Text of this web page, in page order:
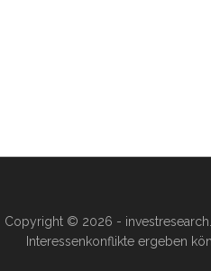
Copyright © 2026 -
Interessenkonflikte ergeben